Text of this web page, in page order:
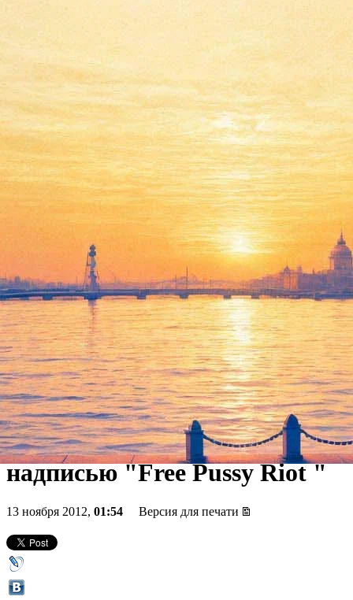
Мишель Мерсье обнаружила
в России украденные
мемуары, а Дэрил Ханна
предъявила запястье с
надписью "Free Pussy Riot "
13 ноября 2012, 01:54 Версия для печати